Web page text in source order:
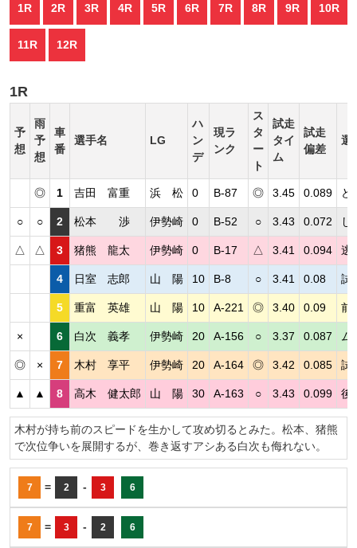
1R 2R 3R 4R 5R 6R 7R 8R 9R 10R
11R 12R
1R
予
想
雨
予
想
車
番
選手名 LG
ハ
ン
デ
現ラ
ンク
ス
タ
ー
ト
試走
タイ
ム
試走
偏差
選
◎ 1 吉田 富重 浜 松 0 B-87 ◎ 3.45 0.089 ど
○ ○ 2 松本 渉 伊勢崎 0 B-52 ○ 3.43 0.072 し
△ △ 3 猪熊 龍太 伊勢崎 0 B-17 △ 3.41 0.094 逃
4 日室 志郎 山 陽 10 B-8 ○ 3.41 0.08 試
5 重富 英雄 山 陽 10 A-221 ◎ 3.40 0.09 前
× 6 白次 義孝 伊勢崎 20 A-156 ○ 3.37 0.087 ム
◎ × 7 木村 享平 伊勢崎 20 A-164 ◎ 3.42 0.085 試
▲ ▲ 8 高木 健太郎 山 陽 30 A-163 ○ 3.43 0.099 後
木村が持ち前のスピードを生かして攻め切るとみた。松本、猪熊
で次位争いを展開するが、巻き返すアシある白次も侮れない。
7 = 2 - 3 6
7 = 3 - 2 6